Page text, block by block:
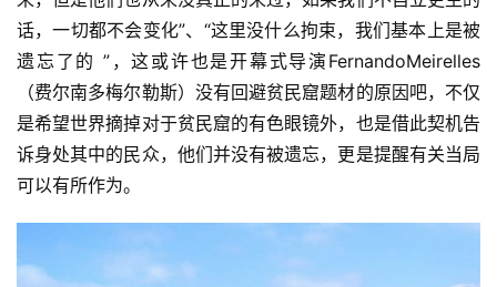
话，一切都不会变化”、“这里没什么拘束，我们基本上是被
遗忘了的 ”，这或许也是开幕式导演FernandoMeirelles
（费尔南多梅尔勒斯）没有回避贫民窟题材的原因吧，不仅
是希望世界摘掉对于贫民窟的有色眼镜外，也是借此契机告
诉身处其中的民众，他们并没有被遗忘，更是提醒有关当局
可以有所作为。